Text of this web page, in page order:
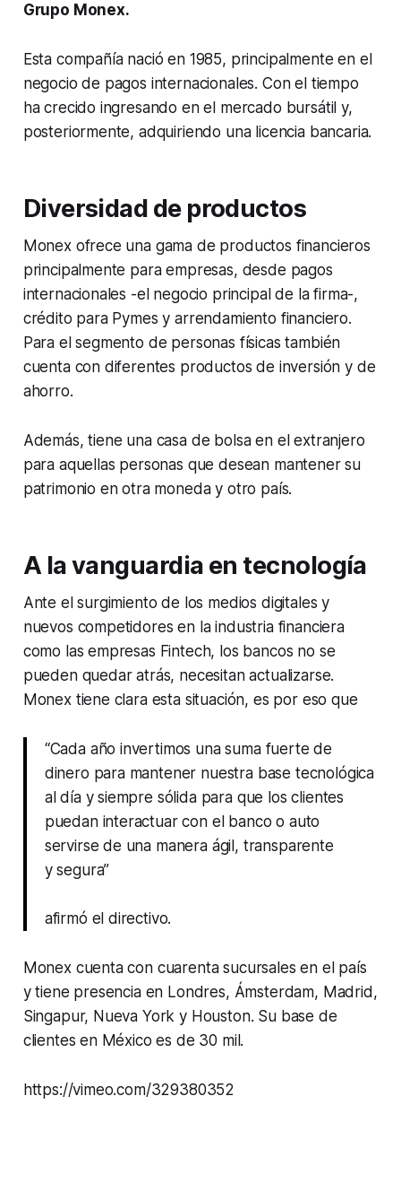
Grupo Monex.
Esta compañía nació en 1985, principalmente en el
negocio de pagos internacionales. Con el tiempo
ha crecido ingresando en el mercado bursátil y,
posteriormente, adquiriendo una licencia bancaria.
Diversidad de productos
Monex ofrece una gama de productos financieros
principalmente para empresas, desde pagos
internacionales -el negocio principal de la firma-,
crédito para Pymes y arrendamiento financiero.
Para el segmento de personas físicas también
cuenta con diferentes productos de inversión y de
ahorro.
Además, tiene una casa de bolsa en el extranjero
para aquellas personas que desean mantener su
patrimonio en otra moneda y otro país.
A la vanguardia en tecnología
Ante el surgimiento de los medios digitales y
nuevos competidores en la industria financiera
como las empresas Fintech, los bancos no se
pueden quedar atrás, necesitan actualizarse.
Monex tiene clara esta situación, es por eso que
“Cada año invertimos una suma fuerte de
dinero para mantener nuestra base tecnológica
al día y siempre sólida para que los clientes
puedan interactuar con el banco o auto
servirse de una manera ágil, transparente
y segura”
afirmó el directivo.
Monex cuenta con cuarenta sucursales en el país
y tiene presencia en Londres, Ámsterdam, Madrid,
Singapur, Nueva York y Houston. Su base de
clientes en México es de 30 mil.
https://vimeo.com/329380352